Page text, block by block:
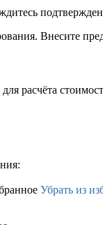
Внесите
расчёта
Убрать из